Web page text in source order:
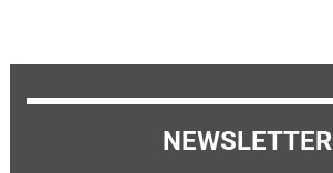
NEWSLETTER